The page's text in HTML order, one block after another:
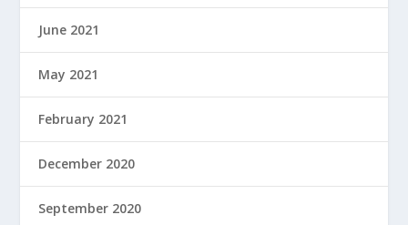
June 2021
May 2021
February 2021
December 2020
September 2020